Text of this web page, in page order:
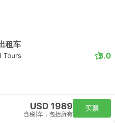
租车
Tours 5.0
USD 1989
含税 车，包括所有
买票